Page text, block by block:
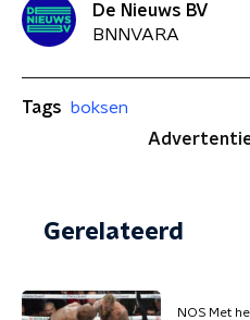
De Nieuws BV
BNNVARA
Tags boksen
Gerelateerd
NOS Met